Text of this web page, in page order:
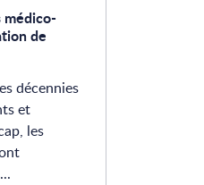
médico-
de
décennies
et
les